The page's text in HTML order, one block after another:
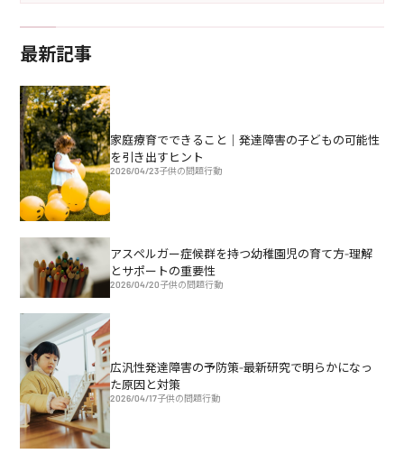
最新記事
家庭療育でできること｜発達障害の子どもの可能性
を引き出すヒント
2026/04/23子供の問題行動
アスペルガー症候群を持つ幼稚園児の育て方-理解
とサポートの重要性
2026/04/20子供の問題行動
広汎性発達障害の予防策-最新研究で明らかになっ
た原因と対策
2026/04/17子供の問題行動